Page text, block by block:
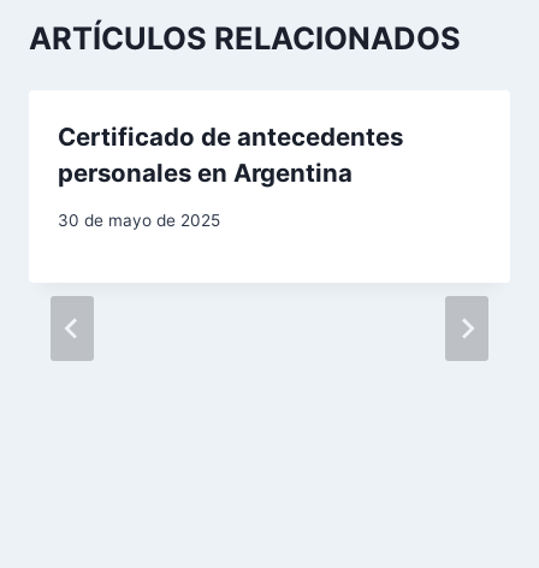
c
e
ARTÍCULOS RELACIONADOS
Certificado de antecedentes
personales en Argentina
30 de mayo de 2025